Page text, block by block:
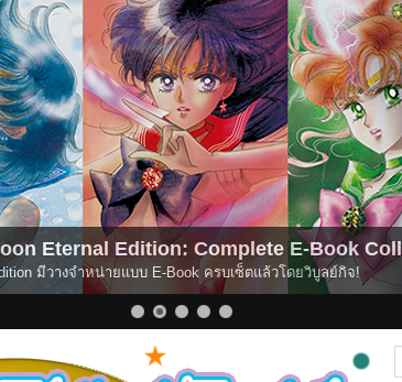
E-Book Collection Out Now!
รบเซ็ตแล้วโดยวิบูลย์กิจ!